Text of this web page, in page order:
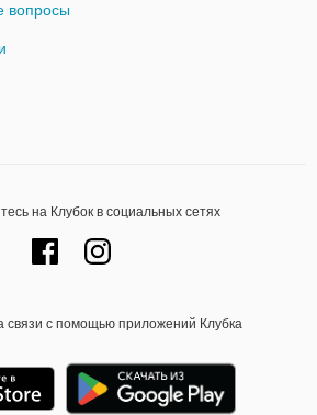
вопросы
на Клубок в социальных сетях
связи с помощью приложений Клубка